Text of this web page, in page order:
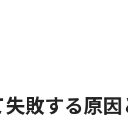
敗する原